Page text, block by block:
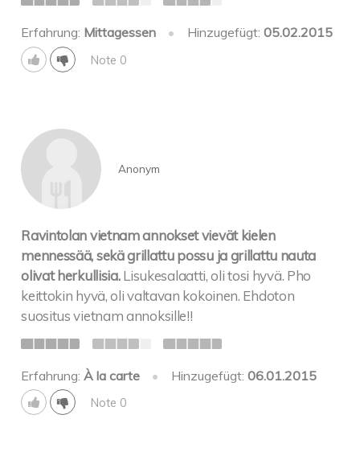
Erfahrung: Mittagessen • Hinzugefügt: 05.02.2015
Note 0
Anonym
Ravintolan vietnam annokset vievät kielen
mennessää, sekä grillattu possu ja grillattu nauta
olivat herkullisia. Lisukesalaatti, oli tosi hyvä. Pho
keittokin hyvä, oli valtavan kokoinen. Ehdoton
suositus vietnam annoksille!!
Erfahrung:À la carte • Hinzugefügt: 06.01.2015
Note 0